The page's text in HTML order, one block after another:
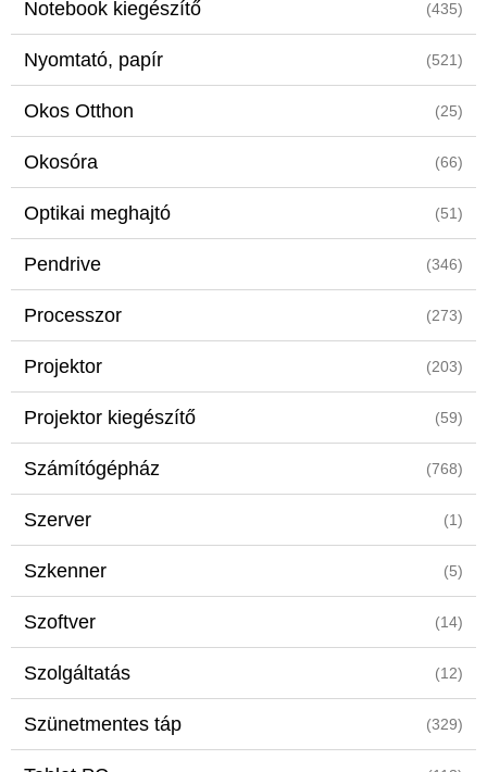
Notebook kiegészítő (435)
Nyomtató, papír (521)
Okos Otthon (25)
Okosóra (66)
Optikai meghajtó (51)
Pendrive (346)
Processzor (273)
Projektor (203)
Projektor kiegészítő (59)
Számítógépház (768)
Szerver (1)
Szkenner (5)
Szoftver (14)
Szolgáltatás (12)
Szünetmentes táp (329)